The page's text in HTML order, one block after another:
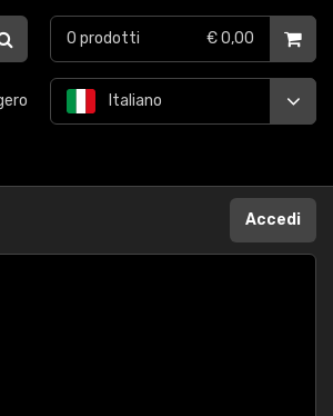
Italiano
0 prodotti € 0,00
Accedi